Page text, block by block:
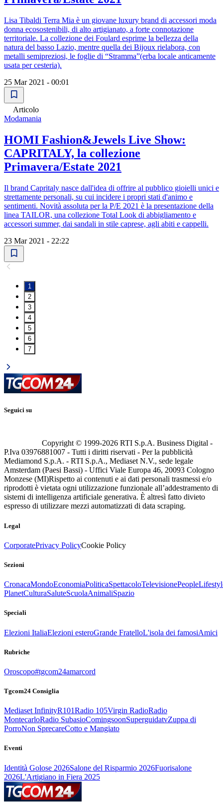
Lisa Tibaldi Terra Mia è un giovane luxury brand di accessori moda
donna ecosostenibili, di alto artigianato, a forte connotazione
territoriale. La collezione dei Foulard esprime la bellezza della
natura del basso Lazio, mentre quella dei Bijoux rielabora, con
metalli semipreziosi, le foglie di “Stramma”(erba locale anticamente
usata per cesteria).
25 Mar 2021 - 00:01
Articolo
Modamania
HOMI Fashion&Jewels Live Show:
CAPRITALY, la collezione
Primavera/Estate 2021
Il brand Capritaly nasce dall'idea di offrire al pubblico gioielli unici e
strettamente personali, su cui incidere i propri stati d'animo e
sentimenti. Novità assoluta per la P/E 2021 è la presentazione della
linea TAILOR, una collezione Total Look di abbigliamento e
accessori summer, dai sandali in stile caprese, agli abiti e cappelli.
23 Mar 2021 - 22:22
1
2
3
4
5
6
7
Seguici su
Copyright © 1999-2026 RTI S.p.A. Business Digital -
P.Iva 03976881007 - Tutti i diritti riservati - Per la pubblicità
Mediamond S.p.A. - RTI S.p.A., Mediaset N.V., sede legale
Amsterdam (Paesi Bassi) - Uffici Viale Europa 46, 20093 Cologno
Monzese (MI)Rispetto ai contenuti e ai dati personali trasmessi e/o
riprodotti è vietata ogni utilizzazione funzionale all’addestramento di
sistemi di intelligenza artificiale generativa. È altresì fatto divieto
espresso di utilizzare mezzi automatizzati di data scraping.
Legal
CorporatePrivacy PolicyCookie Policy
Sezioni
CronacaMondoEconomiaPoliticaSpettacoloTelevisionePeople
PlanetCulturaSaluteScuolaAnimaliSpazio
Speciali
Elezioni ItaliaElezioni esteroGrande FratelloL'isola dei famosiAmici
Rubriche
Oroscopo#tgcom24amarcord
Tgcom24 Consiglia
Mediaset InfinityR101Radio 105Virgin RadioRadio
MontecarloRadio SubasioComingsoonSuperguidatvZuppa di
PorroNon SprecareCotto e Mangiato
Eventi
Identità Golose 2026Salone del Risparmio 2026Fuorisalone
2026L'Artigiano in Fiera 2025